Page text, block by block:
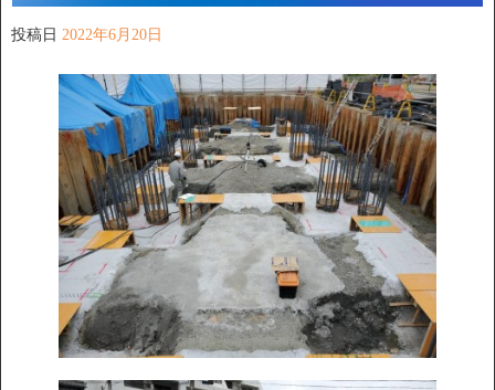
投稿日 2022年6月20日